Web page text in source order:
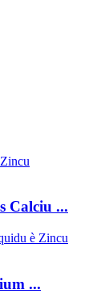
Calciu ...
...